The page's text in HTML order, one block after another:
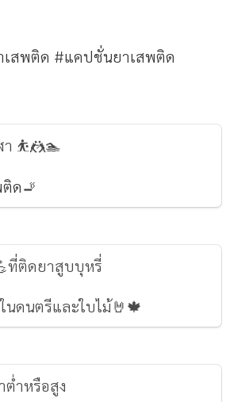
เสพติด #แคปชั่นยาเสพติด
า ⛹🤼🏊
ด🚬
ที่ติดยาสูบบุหรี่
นดนตรีและใบไม้🤘🍁
ต่ำหรือสูง